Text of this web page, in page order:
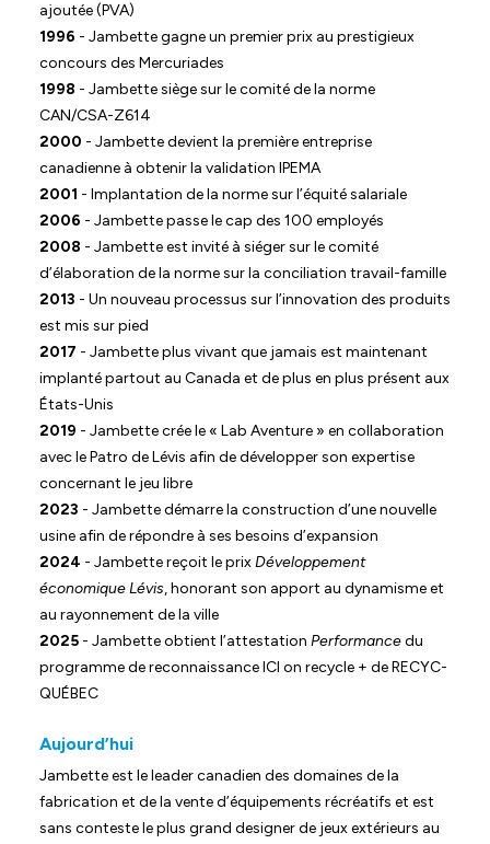
ajoutée (PVA)
1996 - Jambette gagne un premier prix au prestigieux
concours des Mercuriades
1998 - Jambette siège sur le comité de la norme
CAN/CSA-Z614
2000 - Jambette devient la première entreprise
canadienne à obtenir la validation IPEMA
2001 - Implantation de la norme sur l’équité salariale
2006 - Jambette passe le cap des 100 employés
2008 - Jambette est invité à siéger sur le comité
d’élaboration de la norme sur la conciliation travail-famille
2013 - Un nouveau processus sur l’innovation des produits
est mis sur pied
2017 - Jambette plus vivant que jamais est maintenant
implanté partout au Canada et de plus en plus présent aux
États-Unis
2019 - Jambette crée le « Lab Aventure » en collaboration
avec le Patro de Lévis afin de développer son expertise
concernant le jeu libre
2023 - Jambette démarre la construction d’une nouvelle
usine afin de répondre à ses besoins d’expansion
2024 - Jambette reçoit le prixDéveloppement
économique Lévis, honorant son apport au dynamisme et
au rayonnement de la ville
2025 - Jambette obtient l’attestation Performancedu
programme de reconnaissance ICI on recycle + de RECYC-
QUÉBEC
Aujourd’hui
Jambette est le leader canadien des domaines de la
fabrication et de la vente d’équipements récréatifs et est
sans conteste le plus grand designer de jeux extérieurs au